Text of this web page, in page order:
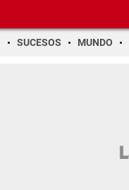
SUCESOS MUNDO